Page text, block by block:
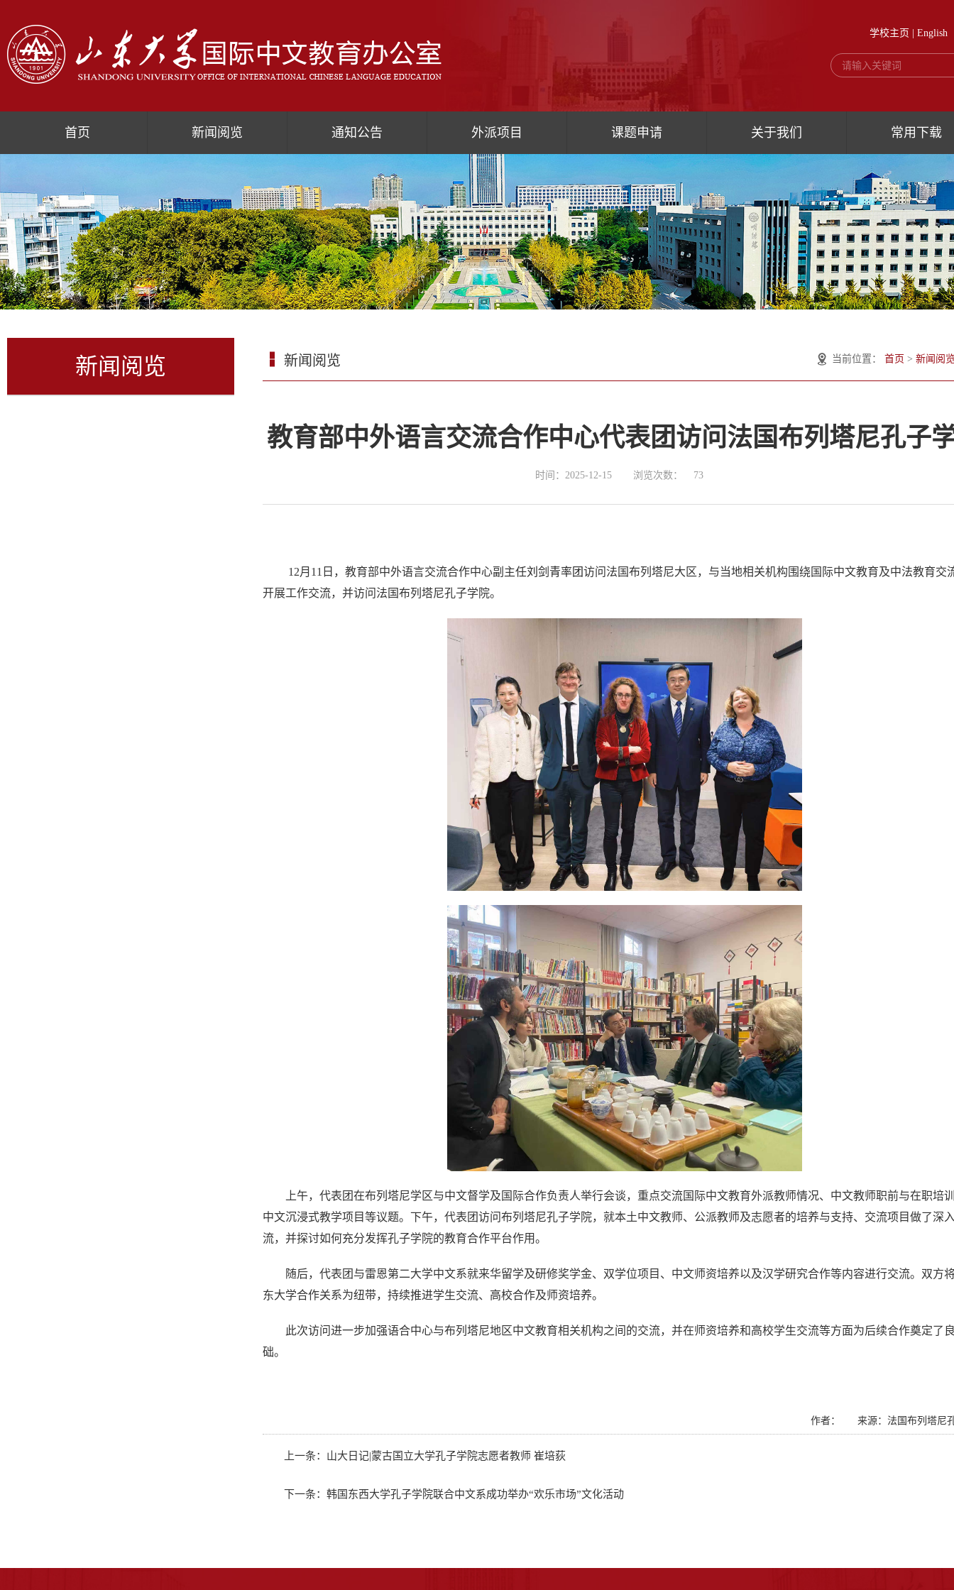
学校主页 English
首页 新闻阅览 通知公告 外派项目 课题申请 关于我们 常用下载
新闻阅览 当前位置： 首页 > 新闻阅
新闻阅览
教育部中外语言交流合作中心代表团访问法国布列塔尼孔子
时间：2025-12-15 浏览次数： 73
12月11日，教育部中外语言交流合作中心副主任刘剑青率团访问法国布列塔尼大区，与当地相关机构围绕国际中文教育及中法教育交
开展工作交流，并访问法国布列塔尼孔子学院。
上午，代表团在布列塔尼学区与中文督学及国际合作负责人举行会谈，重点交流国际中文教育外派教师情况、中文教师职前与在职培
中文沉浸式教学项目等议题。 下午， 代表团访问布列塔尼孔子学院， 就本土中文教师、公派教师及志愿者的培养与支持、交流项目做了深
流，并探讨如何充分发挥孔子学院的教育合作平台作用。
随后，代表团与雷恩第二大学中文系就来华留学及研修奖学金、双学位项目、中文师资培养以及汉学研究合作等内容进行交流。双方
东大学合作关系为纽带，持续推进学生交流、高校合作及师资培养。
此次访问进一步加强语合中心与布列塔尼地区中文教育相关机构之间的交流，并在师资培养和高校学生交流等方面为后续合作奠定了
础。
作者： 来源：法国布列塔尼
上一条： 山大日记|蒙古国立大学孔子学院志愿者教师 崔培荻
下一条： 韩国东西大学孔子学院联合中文系成功举办“欢乐市场”文化活动